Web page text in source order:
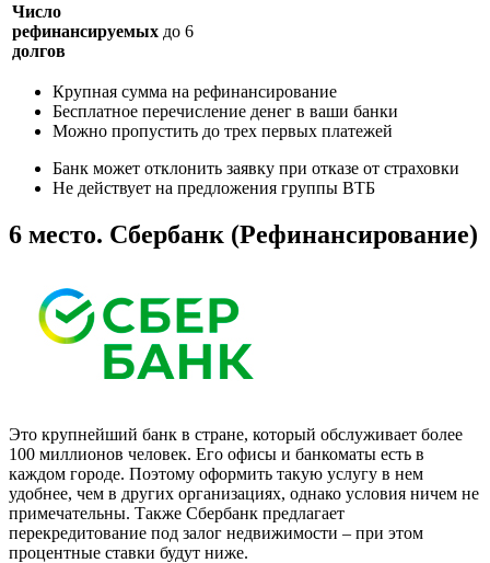
Число
рефинансируемых
долгов
до 6
Крупная сумма на рефинансирование
Бесплатное перечисление денег в ваши банки
Можно пропустить до трех первых платежей
Банк может отклонить заявку при отказе от страховки
Не действует на предложения группы ВТБ
6 место. Сбербанк (Рефинансирование)
Это крупнейший банк в стране, который обслуживает более
100 миллионов человек. Его офисы и банкоматы есть в
каждом городе. Поэтому оформить такую услугу в нем
удобнее, чем в других организациях, однако условия ничем не
примечательны. Также Сбербанк предлагает
перекредитование под залог недвижимости – при этом
процентные ставки будут ниже.